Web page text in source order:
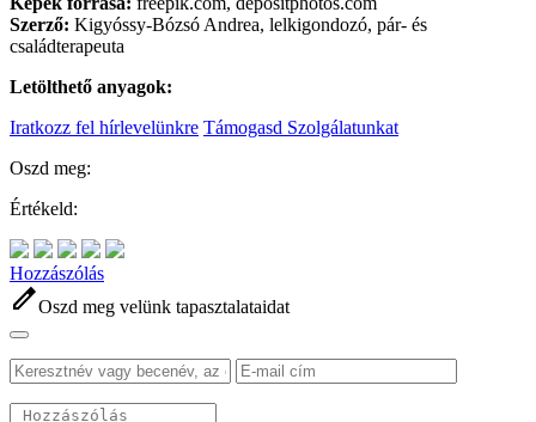
Szerző: Kigyóssy-Bózsó Andrea, lelkigondozó, pár- és
családterapeuta
Letölthető anyagok:
Iratkozz fel hírlevelünkre Támogasd Szolgálatunkat
Oszd meg:
Értékeld:
Hozzászólás
editOszd meg velünk tapasztalataidat